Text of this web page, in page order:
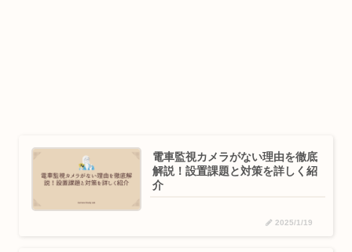
電車監視カメラがない理由を徹底
解説！設置課題と対策を詳しく紹
介
2025/1/19